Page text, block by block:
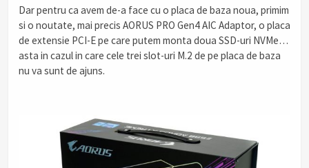
Dar pentru ca avem de-a face cu o placa de baza noua, primim
si o noutate, mai precis AORUS PRO Gen4 AIC Adaptor, o placa
de extensie PCI-E pe care putem monta doua SSD-uri NVMe…
asta in cazul in care cele trei slot-uri M.2 de pe placa de baza
nu va sunt de ajuns.